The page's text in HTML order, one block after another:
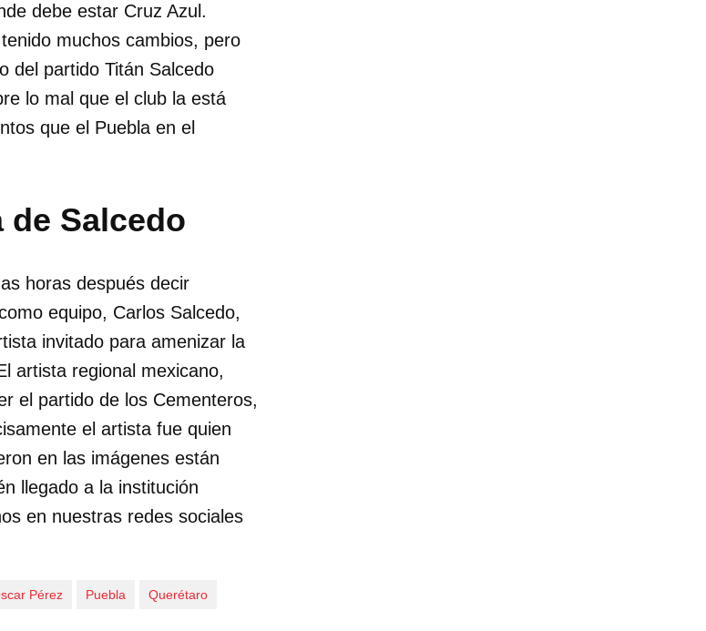
debe estar Cruz Azul.
muchos cambios, pero
del partido Titán Salcedo
lo mal que el club la está
que el Puebla en el
de Salcedo
horas después decir
equipo, Carlos Salcedo,
invitado para amenizar la
artista regional mexicano,
el partido de los Cementeros,
el artista fue quien
en las imágenes están
llegado a la institución
en nuestras redes sociales
Pérez Puebla Querétaro